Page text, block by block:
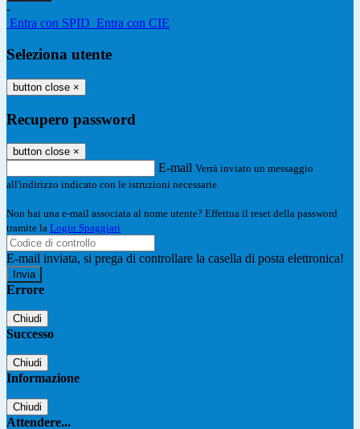
-
Entra con SPID Entra con CIE
Seleziona utente
button close ×
Recupero password
button close ×
E-mail Verrà inviato un messaggio
all'indirizzo indicato con le istruzioni necessarie.
Non hai una e-mail associata al nome utente? Effettua il reset della password
tramite la Login Spaggiari
E-mail inviata, si prega di controllare la casella di posta elettronica!
Errore
Chiudi
Successo
Chiudi
Informazione
Chiudi
Attendere...